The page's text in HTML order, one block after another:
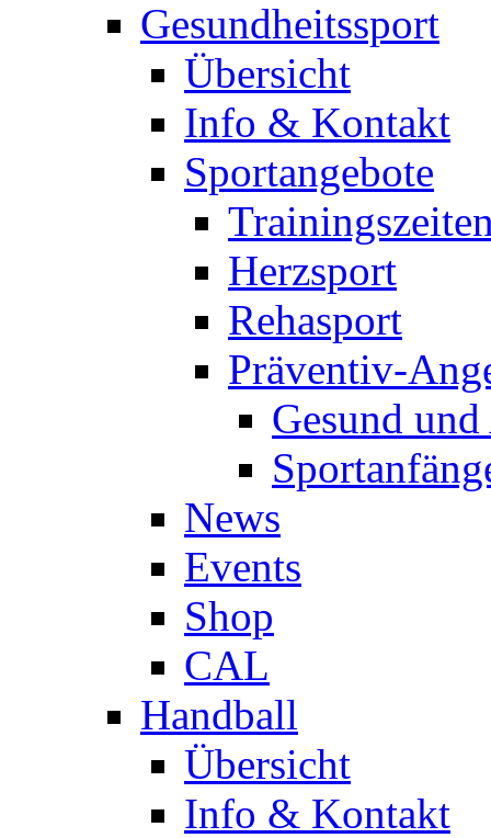
Gesundheitssport
Übersicht
Info & Kontakt
Sportangebote
Herzsport
Rehasport
Präventiv-
Gesund
News
Events
Shop
CAL
Handball
Übersicht
Info & Kontakt